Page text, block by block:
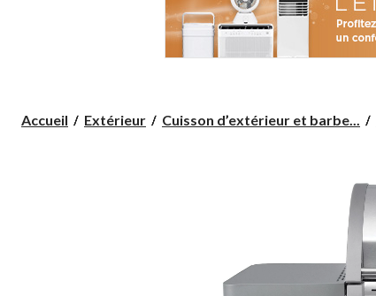
Accueil Extérieur Cuisson d’extérieur et barbe...